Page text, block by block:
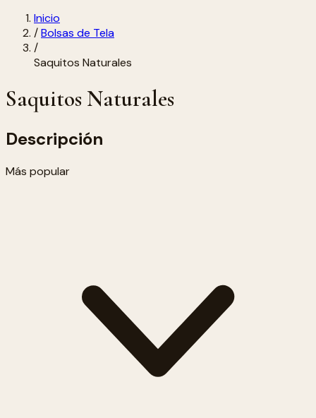
Inicio
/Bolsas de Tela
/
Saquitos Naturales
Saquitos Naturales
Descripción
Más popular